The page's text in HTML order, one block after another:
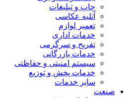
چاپ و تبلیغات
آتلیه عکاسی
تعمیر لوازم
خدمات اداری
تفریح و سرگرمی
خدمات بازرگانی
سیستم امنیتی و حفاظتی
خدمات پخش و توزیع
سایر خدمات
صنعت